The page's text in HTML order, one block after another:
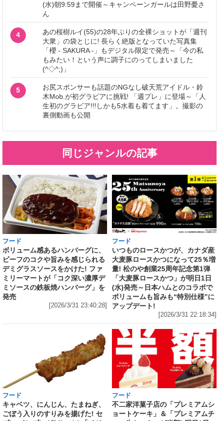
(水)朝9:59まで開催～キャンペーンガールは田野憂さ
ん
4
あの桜樹ルイ(55)の28年ぶりの全裸ショットが「週刊
大衆」の袋とじに! 長らく絶版となっていた写真集
「櫻 - SAKURA -」もデジタル限定で発売～「今の私
もみたい！という声に調子にのってしまいました
(^◇^;)」
5
お尻スポンサーも話題のNGなし破天荒アイドル・鈴
木Mob.が初グラビアに挑戦! 「週プレ」に登場～「人
生初のグラビア!!!しかも5水着も着てます」。撮影の
裏側動画も公開
同じジャンルの記事
フード
ボリューム感あるハンバーグに、
ビーフのコクや旨みを感じられる
デミグラスソースをかけた! ファ
ミリーマートが「コク深い濃厚デ
ミソースの鉄板焼ハンバーグ」を
発売
[2026/3/31 23:40:28]
フード
いつものロースかつが、カナダ産
大麦豚ロースかつになって25％増
量! 松のや創業25周年記念第1弾
「大麦豚ロースかつ」が明日1日
(水)発売～日本ハムとのコラボで
ボリュームも旨みも“特別仕様”に
アップデート!
[2026/3/31 22:18:34]
フード
キャベツ、にんじん、たまねぎ、
ごぼう入りのすりみを揚げた! セ
フード
不二家洋菓子店の「プレミアムシ
ョートケーキ」＆「プレミアムチ